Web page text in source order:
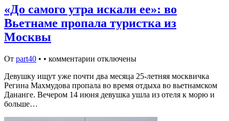
«До самого утра искали ее»: во
Вьетнаме пропала туристка из
Москвы
От part40 • • комментарии отключены
Девушку ищут уже почти два месяца 25-летняя москвичка
Регина Махмудова пропала во время отдыха во вьетнамском
Дананге. Вечером 14 июня девушка ушла из отеля к морю и
больше…